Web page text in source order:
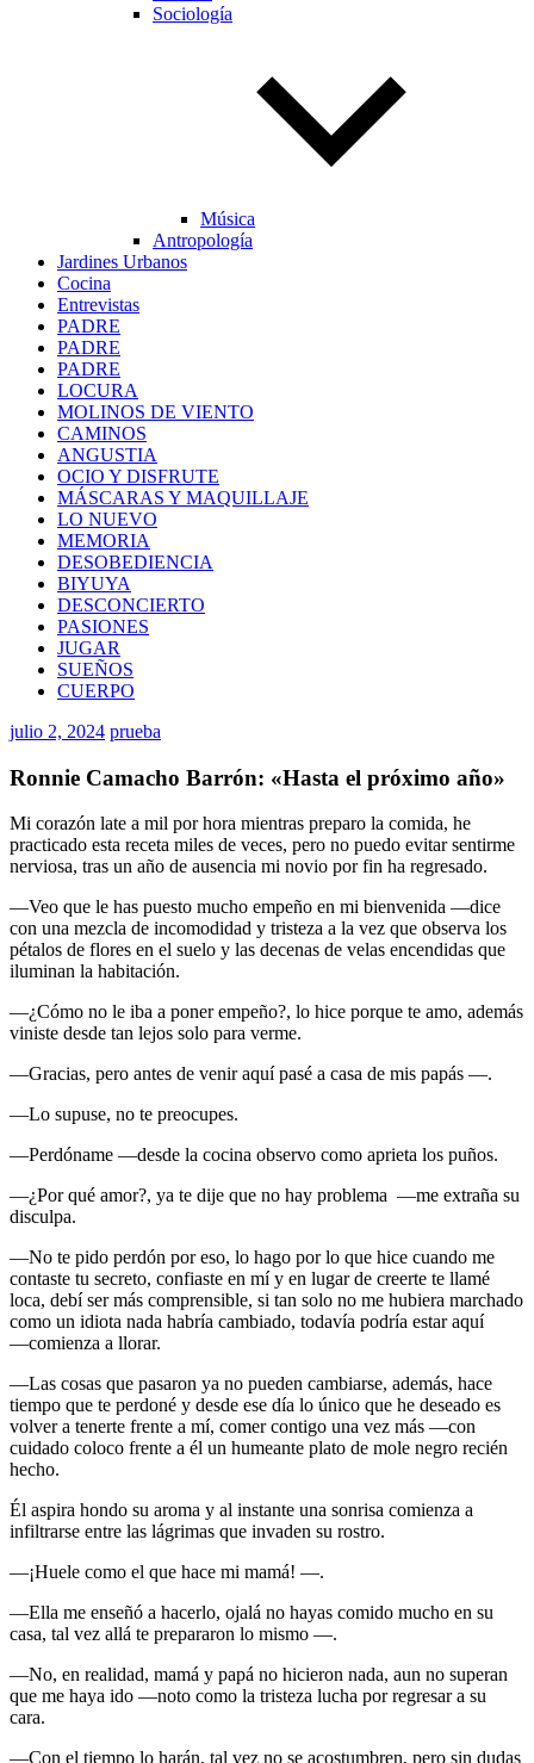
Sociología
Música
Antropología
Jardines Urbanos
Cocina
Entrevistas
PADRE
PADRE
PADRE
LOCURA
MOLINOS DE VIENTO
CAMINOS
ANGUSTIA
OCIO Y DISFRUTE
MÁSCARAS Y MAQUILLAJE
LO NUEVO
MEMORIA
DESOBEDIENCIA
BIYUYA
DESCONCIERTO
PASIONES
JUGAR
SUEÑOS
CUERPO
julio 2, 2024 prueba
Ronnie Camacho Barrón: «Hasta el próximo año»
Mi corazón late a mil por hora mientras preparo la comida, he
practicado esta receta miles de veces, pero no puedo evitar sentirme
nerviosa, tras un año de ausencia mi novio por fin ha regresado.
―Veo que le has puesto mucho empeño en mi bienvenida ―dice
con una mezcla de incomodidad y tristeza a la vez que observa los
pétalos de flores en el suelo y las decenas de velas encendidas que
iluminan la habitación.
―¿Cómo no le iba a poner empeño?, lo hice porque te amo, además
viniste desde tan lejos solo para verme.
―Gracias, pero antes de venir aquí pasé a casa de mis papás ―.
―Lo supuse, no te preocupes.
―Perdóname ―desde la cocina observo como aprieta los puños.
―¿Por qué amor?, ya te dije que no hay problema ―me extraña su
disculpa.
―No te pido perdón por eso, lo hago por lo que hice cuando me
contaste tu secreto, confiaste en mí y en lugar de creerte te llamé
loca, debí ser más comprensible, si tan solo no me hubiera marchado
como un idiota nada habría cambiado, todavía podría estar aquí
―comienza a llorar.
―Las cosas que pasaron ya no pueden cambiarse, además, hace
tiempo que te perdoné y desde ese día lo único que he deseado es
volver a tenerte frente a mí, comer contigo una vez más ―con
cuidado coloco frente a él un humeante plato de mole negro recién
hecho.
Él aspira hondo su aroma y al instante una sonrisa comienza a
infiltrarse entre las lágrimas que invaden su rostro.
―¡Huele como el que hace mi mamá! ―.
―Ella me enseñó a hacerlo, ojalá no hayas comido mucho en su
casa, tal vez allá te prepararon lo mismo ―.
―No, en realidad, mamá y papá no hicieron nada, aun no superan
que me haya ido ―noto como la tristeza lucha por regresar a su
cara.
―Con el tiempo lo harán, tal vez no se acostumbren, pero sin dudas